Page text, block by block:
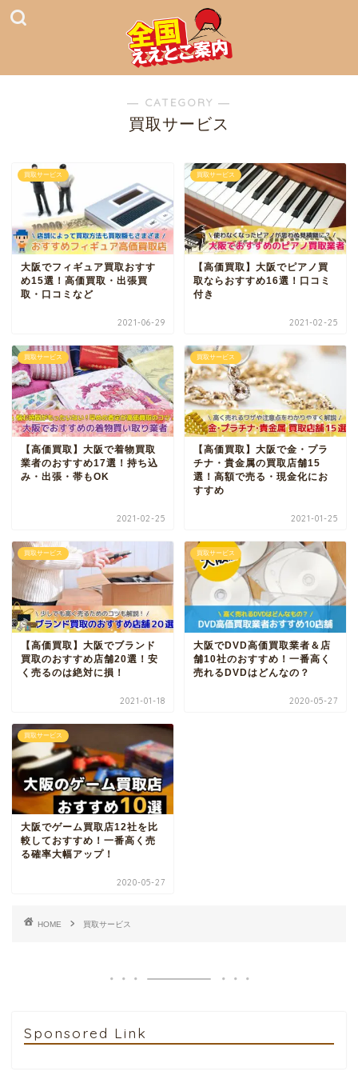
― CATEGORY ―
買取サービス
買取サービス
大阪でフィギュア買取おすす
め15選！高価買取・出張買
取・口コミなど
2021-06-29
買取サービス
【高価買取】大阪でピアノ買
取ならおすすめ16選！口コミ
付き
2021-02-25
買取サービス
【高価買取】大阪で着物買取
業者のおすすめ17選！持ち込
み・出張・帯もOK
2021-02-25
買取サービス
【高価買取】大阪で金・プラ
チナ・貴金属の買取店舗15
選！高額で売る・現金化にお
すすめ
2021-01-25
買取サービス
【高価買取】大阪でブランド
買取のおすすめ店舗20選！安
く売るのは絶対に損！
2021-01-18
買取サービス
大阪でDVD高価買取業者＆店
舗10社のおすすめ！一番高く
売れるDVDはどんなの？
2020-05-27
買取サービス
大阪でゲーム買取店12社を比
較しておすすめ！一番高く売
る確率大幅アップ！
2020-05-27
HOME 買取サービス
Sponsored Link